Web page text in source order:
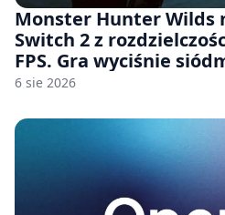
Monster Hunter Wilds
Switch 2 z
FPS. Gra wyciśnie
6 sie 2026